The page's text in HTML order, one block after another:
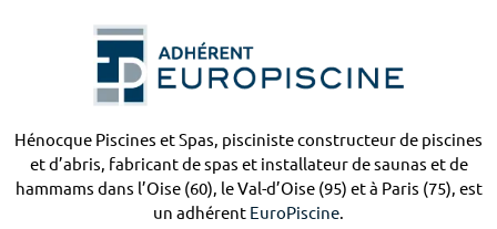
Hénocque Piscines et Spas, pisciniste constructeur de piscines
et d’abris, fabricant de spas et installateur de saunas et de
hammams dans l’Oise (60), le Val-d’Oise (95) et à Paris (75), est
un adhérent EuroPiscine.